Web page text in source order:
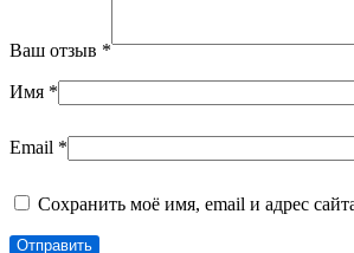
Ваш отзыв *
Имя *
Email *
Сохранить моё имя, email и адрес